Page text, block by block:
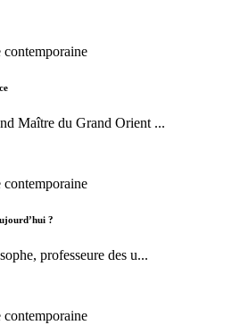
contemporaine
Maître du Grand Orient ...
contemporaine
?
professeure des u...
contemporaine